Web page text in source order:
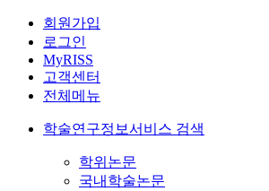
회원가입
로그인
MyRISS
고객센터
전체메뉴
학술연구정보서비스 검색
학위논문
국내학술논문